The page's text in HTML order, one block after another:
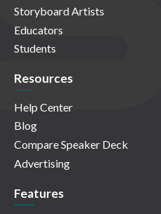
Storyboard Artists
Educators
Students
Resources
Help Center
Blog
Compare Speaker Deck
Advertising
Features